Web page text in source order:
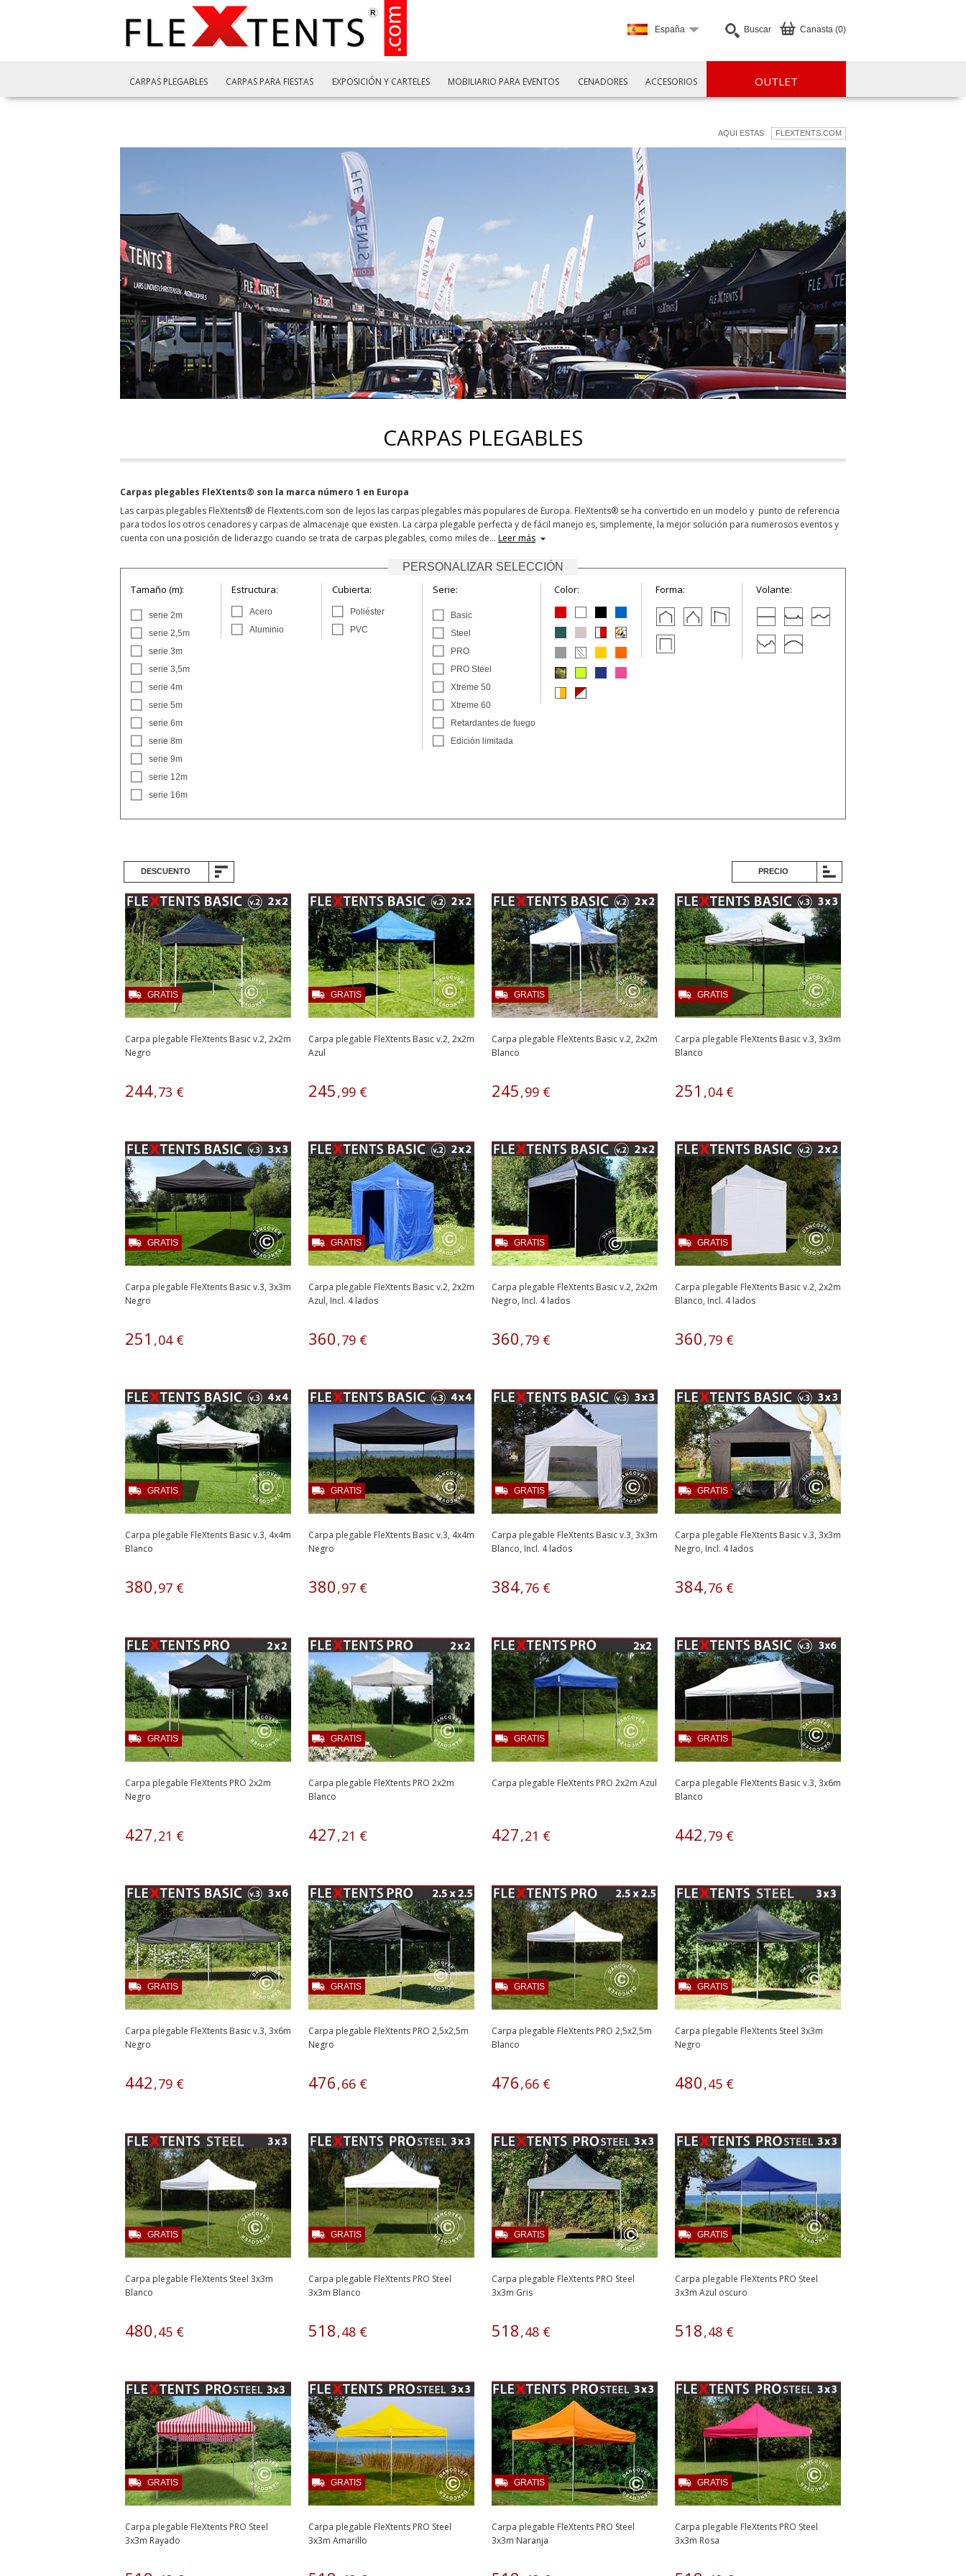
Canasta (0)
Buscar
España
CARPAS PLEGABLES CARPAS PARA FIESTAS EXPOSICIÓN Y CARTELES MOBILIARIO PARA EVENTOS CENADORES ACCESORIOS OUTLET
AQUI ESTAS FLEXTENTS.COM
CARPAS PLEGABLES
Carpas plegables FleXtents® son la marca número 1 en Europa
Las carpas plegables FleXtents® de Flextents.com son de lejos las carpas plegables más populares de Europa. FleXtents® se ha convertido en un modelo y punto de referencia
para todos los otros cenadores y carpas de almacenaje que existen. La carpa plegable perfecta y de fácil manejo es, simplemente, la mejor solución para numerosos eventos y
cuenta con una posición de liderazgo cuando se trata de carpas plegables, como miles de… Leer más
PERSONALIZAR SELECCIÓN
Tamaño (m):
serie 2m
serie 2,5m
serie 3m
serie 3,5m
serie 4m
serie 5m
serie 6m
serie 8m
serie 9m
serie 12m
serie 16m
Estructura:
Acero
Aluminio
Cubierta:
Poliéster
PVC
Serie:
Basic
Steel
PRO
PRO Steel
Xtreme 50
Xtreme 60
Retardantes de fuego
Edición limitada
Color: Forma: Volante:
DESCUENTO PRECIO
Carpa plegable FleXtents Basic v.2, 2x2m
Negro
244,73 €
GRATIS
Carpa plegable FleXtents Basic v.2, 2x2m
Azul
245,99 €
GRATIS
Carpa plegable FleXtents Basic v.2, 2x2m
Blanco
245,99 €
GRATIS
Carpa plegable FleXtents Basic v.3, 3x3m
Blanco
251 ,04€
GRATIS
Carpa plegable FleXtents Basic v.3, 3x3m
Negro
251 ,04€
GRATIS
Carpa plegable FleXtents Basic v.2, 2x2m
Azul, Incl. 4 lados
360,79 €
GRATIS
Carpa plegable FleXtents Basic v.2, 2x2m
Negro, Incl. 4 lados
360,79 €
GRATIS
Carpa plegable FleXtents Basic v.2, 2x2m
Blanco, Incl. 4 lados
360,79 €
GRATIS
Carpa plegable FleXtents Basic v.3, 4x4m
Blanco
380,97 €
GRATIS
Carpa plegable FleXtents Basic v.3, 4x4m
Negro
380,97 €
GRATIS
Carpa plegable FleXtents Basic v.3, 3x3m
Blanco, Incl. 4 lados
384,76 €
GRATIS
Carpa plegable FleXtents Basic v.3, 3x3m
Negro, Incl. 4 lados
384,76 €
GRATIS
Carpa plegable FleXtents PRO 2x2m
Negro
427,21 €
GRATIS
Carpa plegable FleXtents PRO 2x2m
Blanco
427,21 €
GRATIS
Carpa plegable FleXtents PRO 2x2m Azul
427,21 €
GRATIS
Carpa plegable FleXtents Basic v.3, 3x6m
Blanco
442,79 €
GRATIS
Carpa plegable FleXtents Basic v.3, 3x6m
Negro
442,79 €
GRATIS
Carpa plegable FleXtents PRO 2,5x2,5m
Negro
476,66 €
GRATIS
Carpa plegable FleXtents PRO 2,5x2,5m
Blanco
476,66 €
GRATIS
Carpa plegable FleXtents Steel 3x3m
Negro
480,45 €
GRATIS
Carpa plegable FleXtents Steel 3x3m
Blanco
480,45 €
GRATIS
Carpa plegable FleXtents PRO Steel
3x3m Blanco
518,48 €
GRATIS
Carpa plegable FleXtents PRO Steel
3x3m Gris
518,48 €
GRATIS
Carpa plegable FleXtents PRO Steel
3x3m Azul oscuro
518,48 €
GRATIS
Carpa plegable FleXtents PRO Steel
3x3m Rayado
GRATIS
Carpa plegable FleXtents PRO Steel
3x3m Amarillo
GRATIS
Carpa plegable FleXtents PRO Steel
3x3m Naranja
GRATIS
Carpa plegable FleXtents PRO Steel
3x3m Rosa
GRATIS